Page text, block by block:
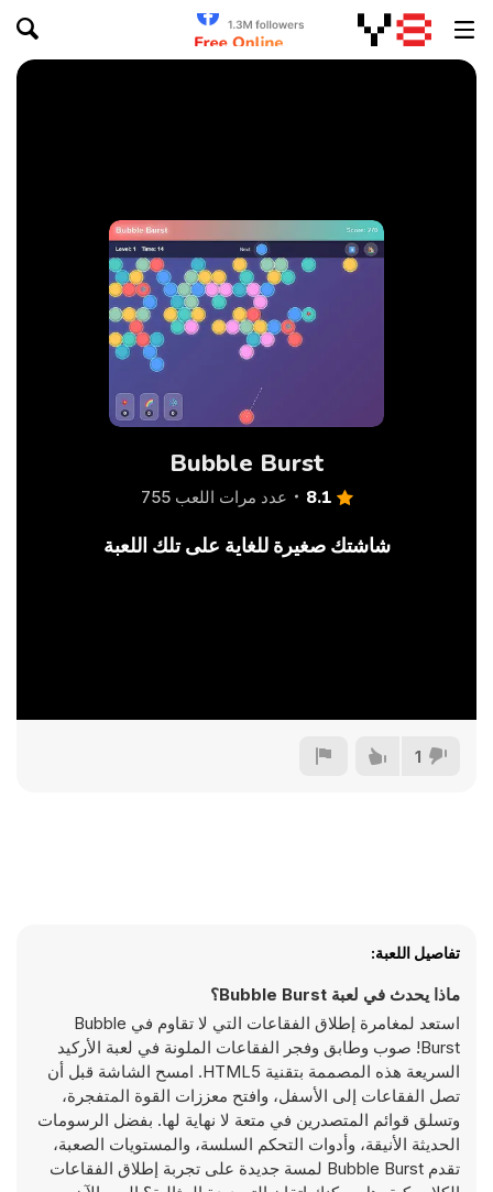
Bubble Burst
8.1 عدد مرات اللعب 755
شاشتك صغيرة للغاية على تلك اللعبة
1
تفاصيل اللعبة:
ماذا يحدث في لعبة Bubble Burst؟
استعد لمغامرة إطلاق الفقاعات التي لا تقاوم في Bubble
Burst! صوب وطابق وفجر الفقاعات الملونة في لعبة الأركيد
السريعة هذه المصممة بتقنية HTML5. امسح الشاشة قبل أن
تصل الفقاعات إلى الأسفل، وافتح معززات القوة المتفجرة،
وتسلق قوائم المتصدرين في متعة لا نهاية لها. بفضل الرسومات
الحديثة الأنيقة، وأدوات التحكم السلسة، والمستويات الصعبة،
تقدم Bubble Burst لمسة جديدة على تجربة إطلاق الفقاعات